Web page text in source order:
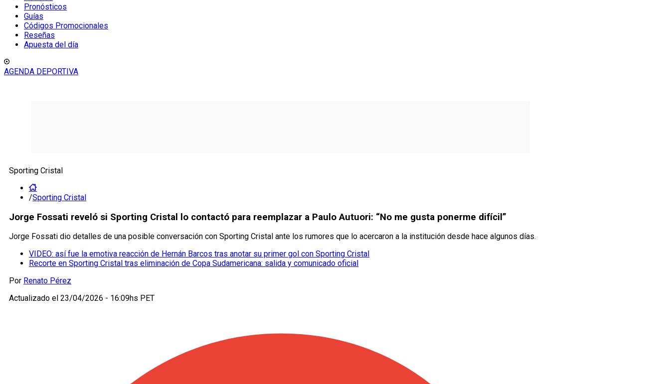
Pronósticos
Guías
Códigos Promocionales
Reseñas
Apuesta del día
AGENDA DEPORTIVA
Sporting Cristal
/Sporting Cristal
Jorge Fossati reveló si Sporting Cristal lo contactó para reemplazar a Paulo Autuori: “No me gusta ponerme difícil”
Jorge Fossati dio detalles de una posible conversación con Sporting Cristal ante los rumores que lo acercaron a la institución desde hace algunos días.
VIDEO: así fue la emotiva reacción de Hernán Barcos tras anotar su primer gol con Sporting Cristal
Recorte en Sporting Cristal tras eliminación de Copa Sudamericana: salida y comunicado oficial
Por Renato Pérez
Actualizado el 23/04/2026 - 16:09hs PET